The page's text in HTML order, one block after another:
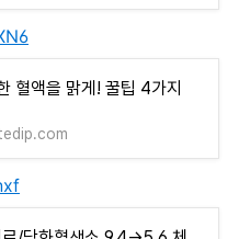
혈액을 맑게! 꿀팁 4가지